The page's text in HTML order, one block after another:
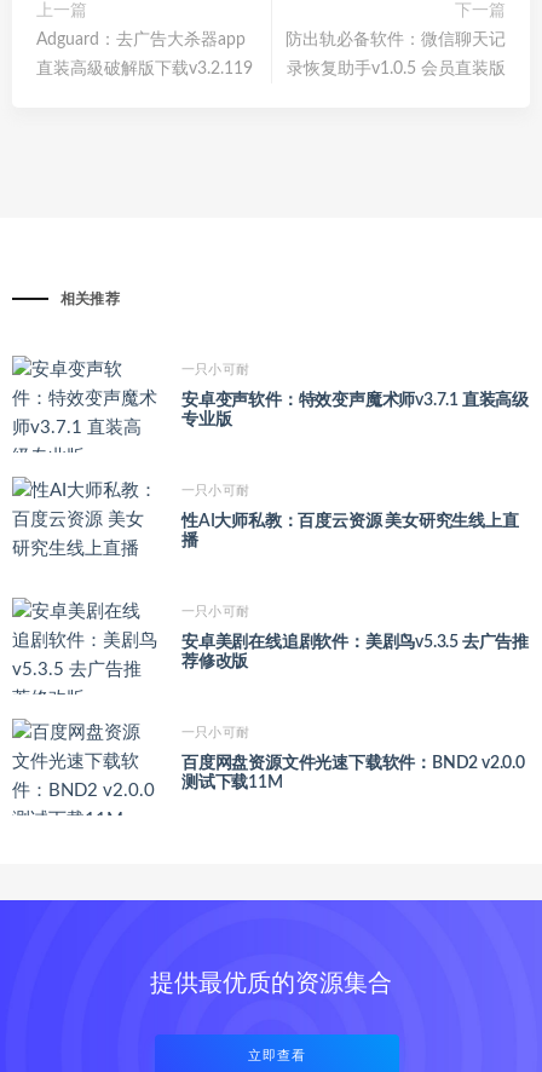
上一篇
Adguard：去广告大杀器app
直装高級破解版下载v3.2.119
下一篇
防出轨必备软件：微信聊天记
录恢复助手v1.0.5 会员直装版
相关推荐
一只小可耐
安卓变声软件：特效变声魔术师v3.7.1 直装高级
专业版
一只小可耐
性AI大师私教：百度云资源 美女研究生线上直
播
一只小可耐
安卓美剧在线追剧软件：美剧鸟v5.3.5 去广告推
荐修改版
一只小可耐
百度网盘资源文件光速下载软件：BND2 v2.0.0
测试下载11M
提供最优质的资源集合
立即查看